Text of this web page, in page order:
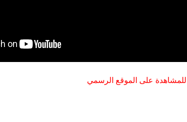
على الموقع الرسمي